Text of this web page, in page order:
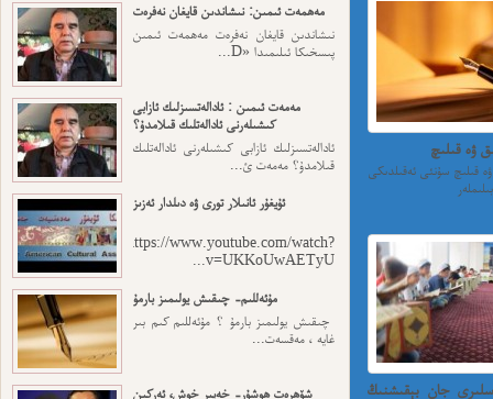
ۋە قىلىچ
قىلىچ سۇنئى ئەقىلدىكى
جان بېقىشنىڭ
مەھمەت ئىمىن: نىشاندىن قايغان نەفرەت
نىشاندىن قايغان نەفرەت مەھمەت ئىمىن
پىسخىكا ئىلىمىدا «D...
مەمەت ئىمىن : ئادالەتسىزلىك ئازابى
كىشىلەرنى ئادالەتلىك قىلامدۇ؟
ئادالەتسىزلىك ئازابى كىشىلەرنى ئادالەتلىك
قىلامدۇ؟ مەمەت ئ...
ئۇيغۇر ئانىلار تورى ۋە دىلدار ئەزىز
https://www.youtube.com/watch?
v=UKKoUwAETyU...
مۇئەللىم- چىقىش يولىمىز بارمۇ
چىقىش يولىمىز بارمۇ ؟ مۇئەللىم كىم بىر
غايە ، مەقسەت...
شۆھرەت ھوشۇر- خەيىر خوش، ئەركىن